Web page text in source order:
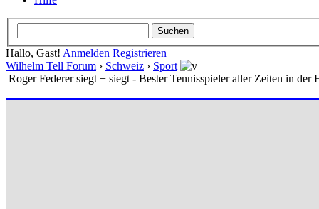
Hallo, Gast! Anmelden Registrieren
Wilhelm Tell Forum › Schweiz › Sport
Roger Federer siegt + siegt - Bester Tennisspieler aller Zeiten in